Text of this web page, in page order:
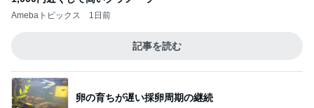
Amebaトピックス 1日前
記事を読む
卵の育ちが遅い採卵周期の継続